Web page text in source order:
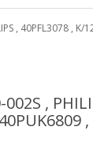
, 40PFL3078 , K/
,